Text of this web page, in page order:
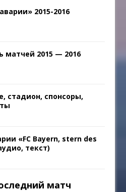
2015-2016
матчей 2015 — 2016
стадион, спонсоры,
«FC Bayern, stern des
текст)
матч